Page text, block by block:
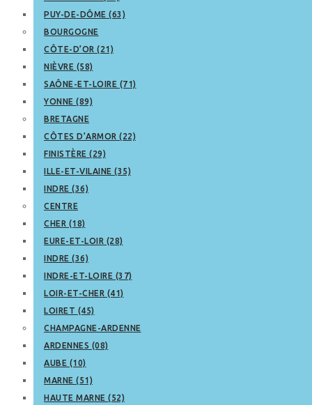
PUY-DE-DÔME (63)
BOURGOGNE
CÔTE-D’OR (21)
NIÈVRE (58)
SAÔNE-ET-LOIRE (71)
YONNE (89)
BRETAGNE
CÔTES D’ARMOR (22)
FINISTÈRE (29)
ILLE-ET-VILAINE (35)
INDRE (36)
CENTRE
CHER (18)
EURE-ET-LOIR (28)
INDRE (36)
INDRE-ET-LOIRE (37)
LOIR-ET-CHER (41)
LOIRET (45)
CHAMPAGNE-ARDENNE
ARDENNES (08)
AUBE (10)
MARNE (51)
HAUTE MARNE (52)